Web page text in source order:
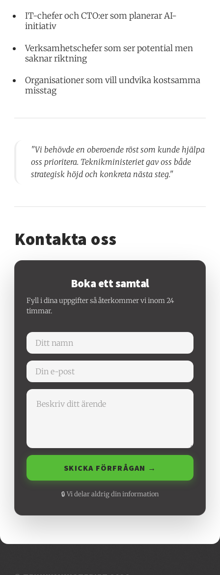
IT-chefer och CTO:er som planerar AI-
initiativ
Verksamhetschefer som ser potential men
saknar riktning
Organisationer som vill undvika kostsamma
misstag
"Vi behövde en oberoende röst som kunde hjälpa
oss prioritera. Teknikministeriet gav oss både
strategisk höjd och konkreta nästa steg."
Kontakta oss
Boka ett samtal
Fyll i dina uppgifter så återkommer vi inom 24
timmar.
SKICKA FÖRFRÅGAN →
🔒 Vi delar aldrig din information